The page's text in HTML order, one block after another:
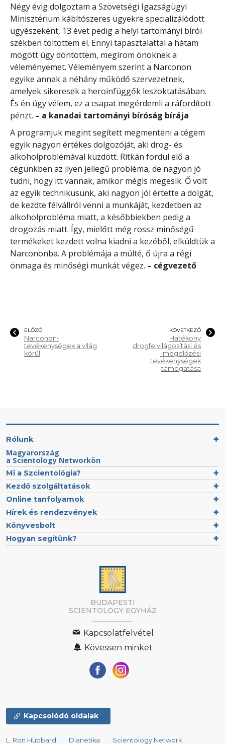
Négy évig dolgoztam a Szövetségi Igazságügyi
Minisztérium kábítószeres ügyekre specializálódott
ügyészeként, 13 évet pedig a helyi tartományi bírói
székben töltöttem el. Ennyi tapasztalattal a hátam
mögött úgy döntöttem, megírom önöknek a
véleményemet. Véleményem szerint a Narconon
egyike annak a néhány működő szervezetnek,
amelyek sikeresek a heroinfüggők leszoktatásában.
És én úgy vélem, ez a csapat megérdemli a ráfordított
pénzt. – a kanadai tartományi bíróság bírája
A programjuk megint segített megmenteni a cégem
egyik nagyon értékes dolgozóját, aki drog- és
alkoholproblémával küzdött. Ritkán fordul elő a
cégünkben az ilyen jellegű probléma, de nagyon jó
tudni, hogy itt vannak, amikor mégis megesik. Ő volt
az egyik technikusunk, aki nagyon jól értette a dolgát,
de kezdte félvállról venni a munkáját, kezdetben az
alkoholprobléma miatt, a későbbiekben pedig a
drogozás miatt. Így, mielőtt még rossz minőségű
termékeket kezdett volna kiadni a kezéből, elküldtük a
Narcononba. A problémája a múlté, ő újra a régi
önmaga és minőségi munkát végez. – cégvezető
ELŐZŐ
Narconon-
tevékenységek a világ
körül
KÖVETKEZŐ
Hatékony
drogfelvilágosítási és
-megelőzési
tevékenységek
támogatása
Rólunk
Magyarország
a Scientology Networkön
Mi a Szcientológia?
Kezdő szolgáltatások
Online tanfolyamok
Hírek és rendezvények
Könyvesbolt
Hogyan segítünk?
BUDAPESTI
SCIENTOLOGY EGYHÁZ
Kapcsolatfelvétel
Kövessen minket
Kapcsolódó oldalak
L. Ron Hubbard Dianetika Scientology Network